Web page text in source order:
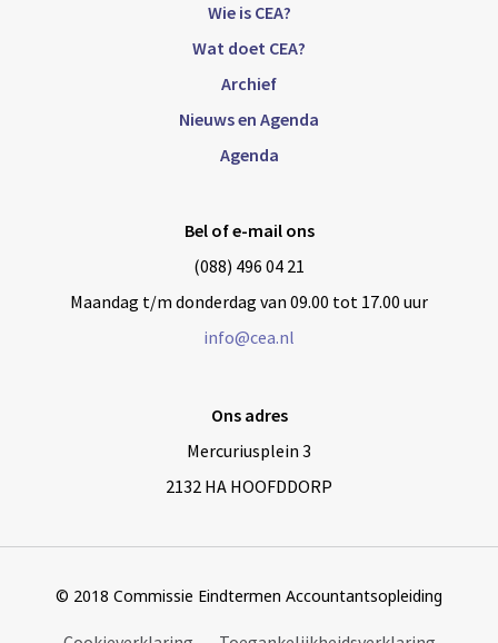
Wie is CEA?
Wat doet CEA?
Archief
Nieuws en Agenda
Agenda
Bel of e-mail ons
(088) 496 04 21
Maandag t/m donderdag van 09.00 tot 17.00 uur
info@cea.nl
Ons adres
Mercuriusplein 3
2132 HA HOOFDDORP
© 2018 Commissie Eindtermen Accountantsopleiding